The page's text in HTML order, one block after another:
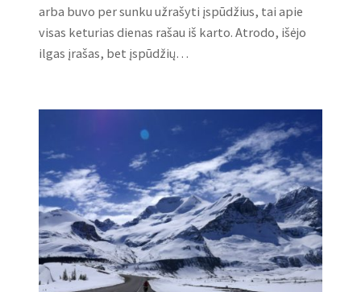
arba buvo per sunku užrašyti įspūdžius, tai apie
visas keturias dienas rašau iš karto. Atrodo, išėjo
ilgas įrašas, bet įspūdžių…